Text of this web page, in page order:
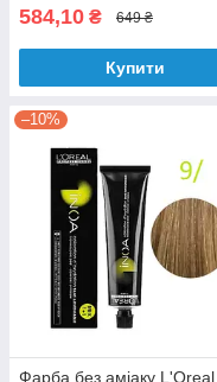
584,10 ₴ 649 ₴
Купити
–10%
Фарба без аміаку L'Oreal